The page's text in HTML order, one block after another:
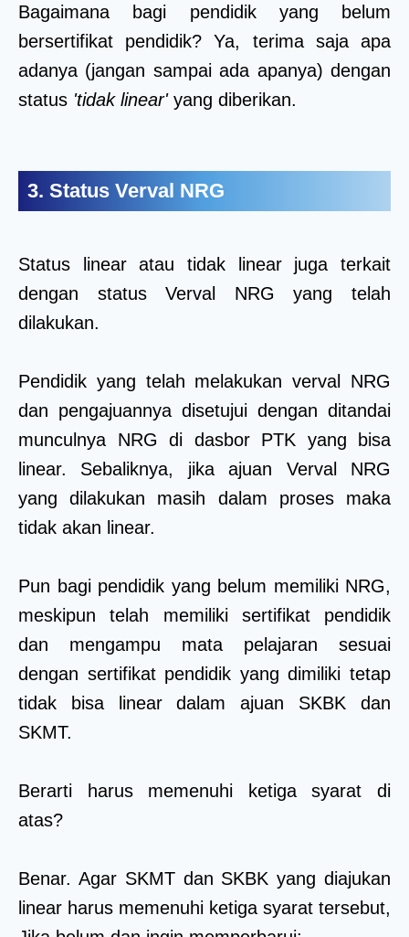
Bagaimana bagi pendidik yang belum
bersertifikat pendidik? Ya, terima saja apa
adanya (jangan sampai ada apanya) dengan
status 'tidak linear'yang diberikan.
3. Status Verval NRG
Status linear atau tidak linear juga terkait
dengan status Verval NRG yang telah
dilakukan.
Pendidik yang telah melakukan verval NRG
dan pengajuannya disetujui dengan ditandai
munculnya NRG di dasbor PTK yang bisa
linear. Sebaliknya, jika ajuan Verval NRG
yang dilakukan masih dalam proses maka
tidak akan linear.
Pun bagi pendidik yang belum memiliki NRG,
meskipun telah memiliki sertifikat pendidik
dan mengampu mata pelajaran sesuai
dengan sertifikat pendidik yang dimiliki tetap
tidak bisa linear dalam ajuan SKBK dan
SKMT.
Berarti harus memenuhi ketiga syarat di
atas?
Benar. Agar SKMT dan SKBK yang diajukan
linear harus memenuhi ketiga syarat tersebut,